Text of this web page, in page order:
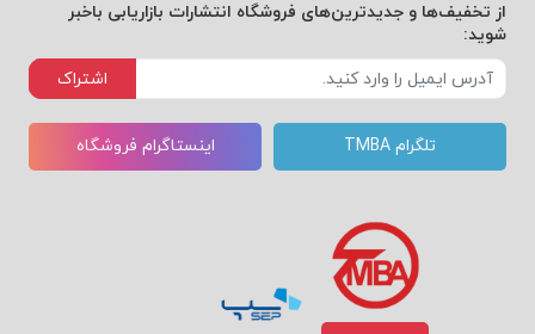
از تخفیف‌ها و جدیدترین‌های فروشگاه انتشارات بازاریابی باخبر
شوید:
اشتراک
تلگرام TMBA اینستاگرام فروشگاه